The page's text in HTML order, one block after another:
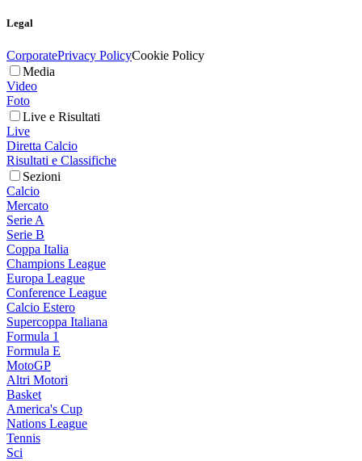
Legal
CorporatePrivacy PolicyCookie Policy
Media
Video
Foto
Live e Risultati
Live
Diretta Calcio
Risultati e Classifiche
Sezioni
Calcio
Mercato
Serie A
Serie B
Coppa Italia
Champions League
Europa League
Conference League
Calcio Estero
Supercoppa Italiana
Formula 1
Formula E
MotoGP
Altri Motori
Basket
America's Cup
Nations League
Tennis
Sci